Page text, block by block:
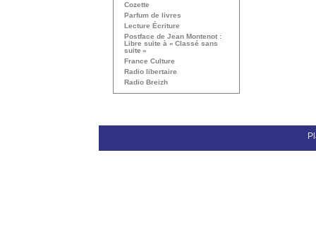
Cozette
Parfum de livres
Lecture Écriture
Postface de Jean Montenot :
Libre suite à « Classé sans
suite »
France Culture
Radio libertaire
Radio Breizh